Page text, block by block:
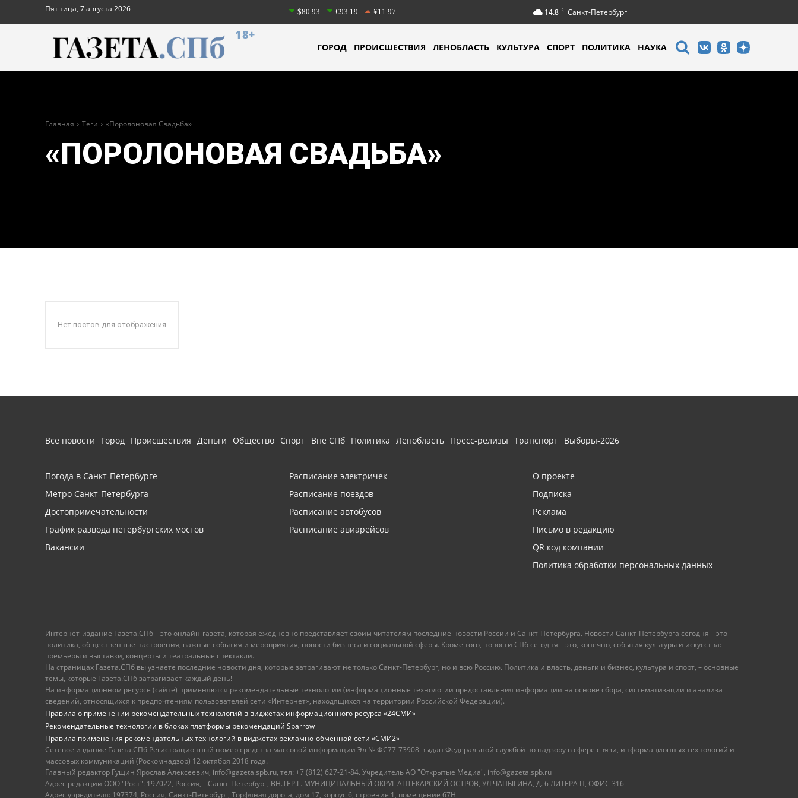
Пятница, 7 августа 2026 $80.93 €93.19 ¥11.97 14.8 C Санкт-Петербург
18+
ГОРОД ПРОИСШЕСТВИЯ ЛЕНОБЛАСТЬ КУЛЬТУРА СПОРТ ПОЛИТИКА НАУКА
Главная Теги «Поролоновая Свадьба»
«ПОРОЛОНОВАЯ СВАДЬБА»
Нет постов для отображения
Все новости Город Происшествия Деньги Общество Спорт Вне СПб Политика Ленобласть Пресс-релизы Транспорт Выборы-2026
Погода в Санкт-Петербурге
Метро Санкт-Петербурга
Достопримечательности
График развода петербургских мостов
Вакансии
Расписание электричек
Расписание поездов
Расписание автобусов
Расписание авиарейсов
О проекте
Подписка
Реклама
Письмо в редакцию
QR код компании
Политика обработки персональных данных
Интернет-издание Газета.СПб – это онлайн-газета, которая ежедневно представляет своим читателям последние новости России и Санкт-Петербурга. Новости Санкт-Петербурга сегодня – это
политика, общественные настроения, важные события и мероприятия, новости бизнеса и социальной сферы. Кроме того, новости СПб сегодня – это, конечно, события культуры и искусства:
премьеры и выставки, концерты и театральные спектакли.
На страницах Газета.СПб вы узнаете последние новости дня, которые затрагивают не только Санкт-Петербург, но и всю Россию. Политика и власть, деньги и бизнес, культура и спорт, – основные
темы, которые Газета.СПб затрагивает каждый день!
На информационном ресурсе (сайте) применяются рекомендательные технологии (информационные технологии предоставления информации на основе сбора, систематизации и анализа
сведений, относящихся к предпочтениям пользователей сети «Интернет», находящихся на территории Российской Федерации).
Правила о применении рекомендательных технологий в виджетах информационного ресурса «24СМИ»
Рекомендательные технологии в блоках платформы рекомендаций Sparrow
Правила применения рекомендательных технологий в виджетах рекламно-обменной сети «СМИ2»
Сетевое издание Газета.СПб Регистрационный номер средства массовой информации Эл № ФС77-73908 выдан Федеральной службой по надзору в сфере связи, информационных технологий и
массовых коммуникаций (Роскомнадзор) 12 октября 2018 года.
Главный редактор Гущин Ярослав Алексеевич, info@gazeta.spb.ru, тел: +7 (812) 627-21-84. Учредитель АО "Открытые Медиа", info@gazeta.spb.ru
Адрес редакции ООО "Рост": 197022, Россия, г.Санкт-Петербург, ВН.ТЕР.Г. МУНИЦИПАЛЬНЫЙ ОКРУГ АПТЕКАРСКИЙ ОСТРОВ, УЛ ЧАПЫГИНА, Д. 6 ЛИТЕРА П, ОФИС 316
Адрес учредителя: 197374, Россия, Санкт-Петербург, Торфяная дорога, дом 17, корпус 6, строение 1, помещение 67Н